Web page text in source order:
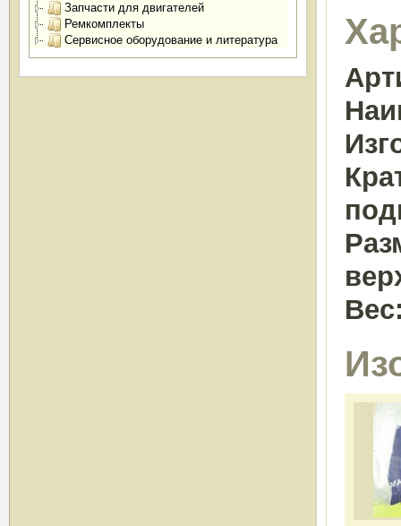
Запчасти для двигателей
Ремкомплекты
Сервисное оборудование и литература